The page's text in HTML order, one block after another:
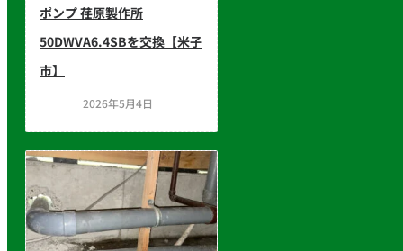
ポンプ 荏原製作所
50DWVA6.4SBを交換【米子
市】
2026年5月4日